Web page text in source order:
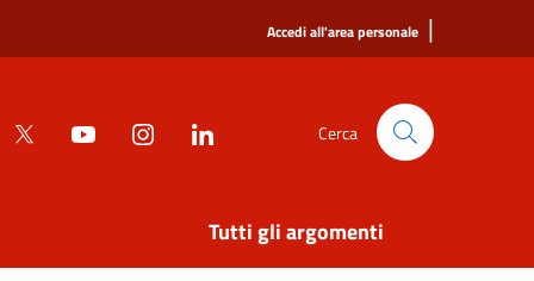
Accedi all'area personale |
Cerca
Tutti gli argomenti